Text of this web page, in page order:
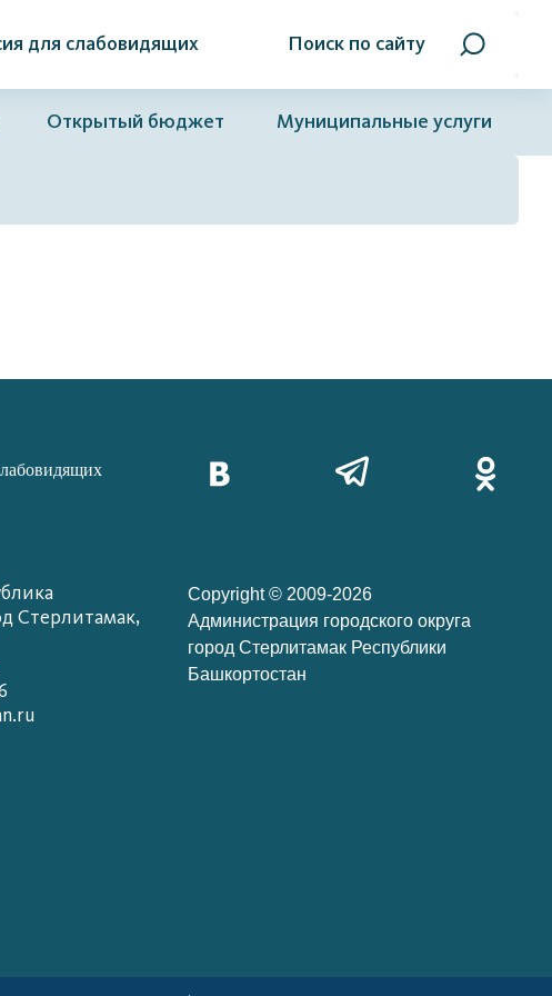
для слабовидящих Поиск по сайту
Открытый бюджет Муниципальные услуги
Стерлитамак,
Copyright © 2009-2026
Администрация городского округа
город Стерлитамак Республики
Башкортостан